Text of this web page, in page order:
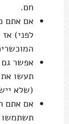
חם.
אם אתם
לפני)
אפשר גם
תעשו את
(שלא
אם אתם
תשתמשו